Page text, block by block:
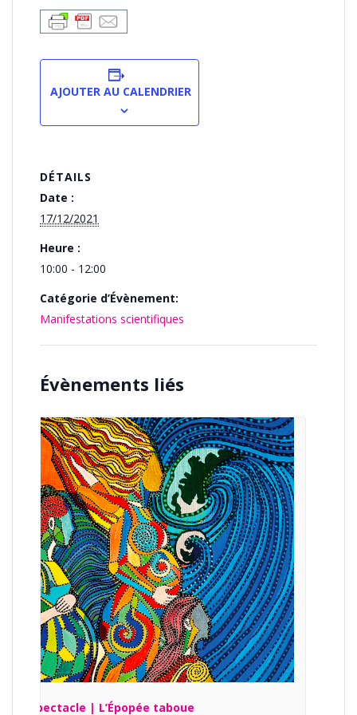
AJOUTER AU CALENDRIER
DÉTAILS
Date :
17/12/2021
Heure :
10:00 - 12:00
Catégorie d’Évènement:
Manifestations scientifiques
Évènements liés
Spectacle | L’Épopée taboue